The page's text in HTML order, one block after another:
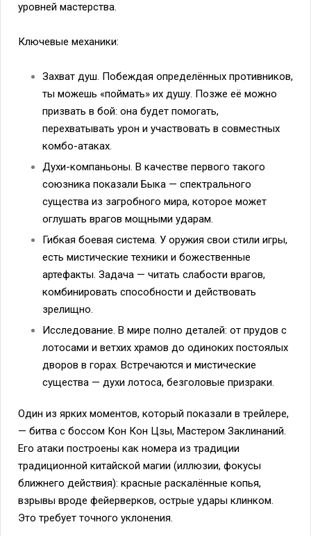
уровней мастерства.
Ключевые механики:
Захват душ. Побеждая определённых противников,
ты можешь «поймать» их душу. Позже её можно
призвать в бой: она будет помогать,
перехватывать урон и участвовать в совместных
комбо-атаках.
Духи-компаньоны. В качестве первого такого
союзника показали Быка — спектрального
существа из загробного мира, которое может
оглушать врагов мощными ударам.
Гибкая боевая система. У оружия свои стили игры,
есть мистические техники и божественные
артефакты. Задача — читать слабости врагов,
комбинировать способности и действовать
зрелищно.
Исследование. В мире полно деталей: от прудов с
лотосами и ветхих храмов до одиноких постоялых
дворов в горах. Встречаются и мистические
существа — духи лотоса, безголовые призраки.
Один из ярких моментов, который показали в трейлере,
— битва с боссом Кон Кон Цзы, Мастером Заклинаний.
Его атаки построены как номера из традиции
традиционной китайской магии (иллюзии, фокусы
ближнего действия): красные раскалённые копья,
взрывы вроде фейерверков, острые удары клинком.
Это требует точного уклонения.